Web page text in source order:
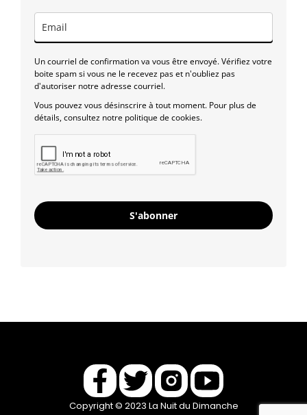
Un courriel de confirmation va vous être envoyé. Vérifiez votre
boite spam si vous ne le recevez pas et n'oubliez pas
d'autoriser notre adresse courriel.
Vous pouvez vous désinscrire à tout moment. Pour plus de
détails, consultez notre politique de cookies.
S'abonner
Copyright © 2023 La Nuit du Dimanche